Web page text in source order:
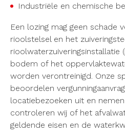
Industriële en chemische
Een lozing mag geen schade
rioolstelsel en het
rioolwaterzuiveringsinstallatie
bodem of het
worden verontreinigd. Onze
beoordelen
locatiebezoeken uit en
controleren wij of het
geldende eisen en de